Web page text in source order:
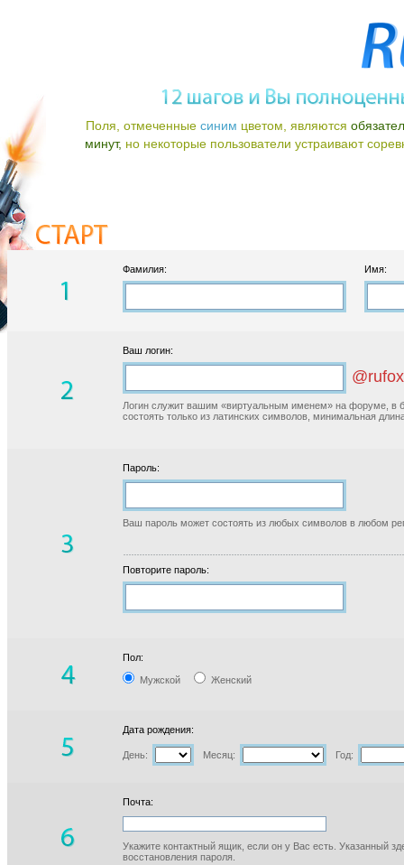
Поля, отмеченные синим цветом, являются
минут, но некоторые пользователи устраивают
Фамилия: Имя:
Ваш логин:
Логин служит вашим «виртуальным именем» на форуме, в
состоять только из латинских символов, минимальная
Пароль:
Ваш пароль может состоять из любых символов в любом
Повторите пароль:
Пол:
Мужской Женский
Дата рождения:
День: Месяц: Год:
Почта:
Укажите контактный ящик, если он у Вас есть. Указанный
восстановления пароля.